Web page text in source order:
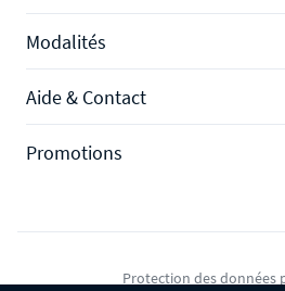
Modalités
Aide & Contact
Promotions
Protection des données